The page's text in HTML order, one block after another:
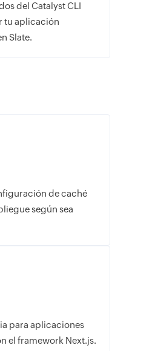
del Catalyst CLI
tu aplicación
Slate.
de caché
según sea
para aplicaciones
el framework Next.js.